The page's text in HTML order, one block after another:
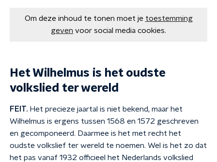
Om deze inhoud te tonen moet je toestemming
geven voor social media cookies.
Het Wilhelmus is het oudste
volkslied ter wereld
FEIT. Het precieze jaartal is niet bekend, maar het
Wilhelmus is ergens tussen 1568 en 1572 geschreven
en gecomponeerd. Daarmee is het met recht het
oudste volkslief ter wereld te noemen. Wel is het zo dat
het pas vanaf 1932 officieel het Nederlands volkslied